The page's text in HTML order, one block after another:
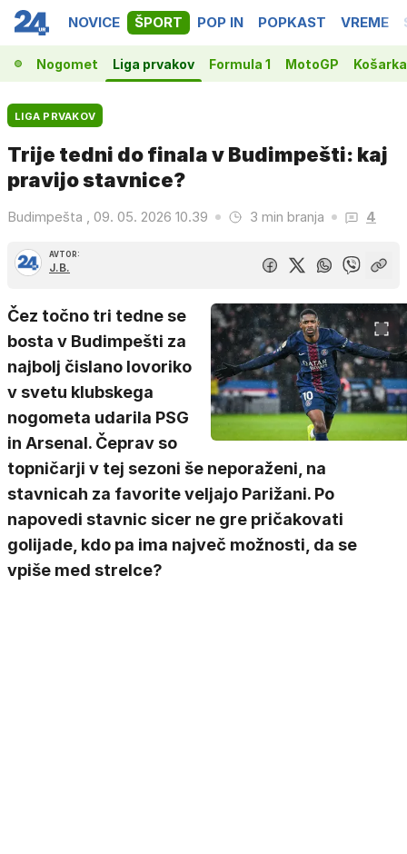
NOVICE ŠPORT POP IN POPKAST VREME
Nogomet Liga prvakov Formula 1 MotoGP Košarka
LIGA PRVAKOV
Trije tedni do finala v Budimpešti: kaj
pravijo stavnice?
Budimpešta , 09. 05. 2026 10.39 3 min branja 4
AVTOR:
J.B.
Čez točno tri tedne se
bosta v Budimpešti za
najbolj čislano lovoriko
v svetu klubskega
nogometa udarila PSG
in Arsenal. Čeprav so
topničarji v tej sezoni še neporaženi, na
stavnicah za favorite veljajo Parižani. Po
napovedi stavnic sicer ne gre pričakovati
golijade, kdo pa ima največ možnosti, da se
vpiše med strelce?